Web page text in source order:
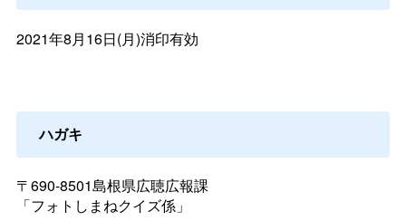
2021年8月16日(月)消印有効
ハガキ
〒690-8501島根県広聴広報課
「フォトしまねクイズ係」